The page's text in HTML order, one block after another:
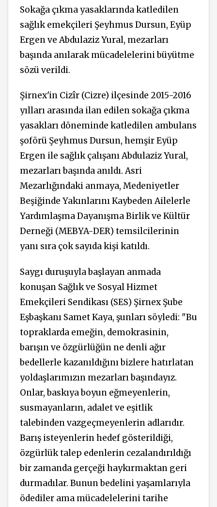
Sokağa çıkma yasaklarında katledilen
sağlık emekçileri Şeyhmus Dursun, Eyüp
Ergen ve Abdulaziz Yural, mezarları
başında anılarak mücadelelerini büyütme
sözü verildi.
Şirnex'in Cizîr (Cizre) ilçesinde 2015-2016
yılları arasında ilan edilen sokağa çıkma
yasakları döneminde katledilen ambulans
şoförü Şeyhmus Dursun, hemşir Eyüp
Ergen ile sağlık çalışanı Abdulaziz Yural,
mezarları başında anıldı. Asri
Mezarlığındaki anmaya, Medeniyetler
Beşiğinde Yakınlarını Kaybeden Ailelerle
Yardımlaşma Dayanışma Birlik ve Kültür
Derneği (MEBYA-DER) temsilcilerinin
yanı sıra çok sayıda kişi katıldı.
Saygı duruşuyla başlayan anmada
konuşan Sağlık ve Sosyal Hizmet
Emekçileri Sendikası (SES) Şirnex Şube
Eşbaşkanı Samet Kaya, şunları söyledi: "Bu
topraklarda emeğin, demokrasinin,
barışın ve özgürlüğün ne denli ağır
bedellerle kazanıldığını bizlere hatırlatan
yoldaşlarımızın mezarları başındayız.
Onlar, baskıya boyun eğmeyenlerin,
susmayanların, adalet ve eşitlik
talebinden vazgeçmeyenlerin adlarıdır.
Barış isteyenlerin hedef gösterildiği,
özgürlük talep edenlerin cezalandırıldığı
bir zamanda gerçeği haykırmaktan geri
durmadılar. Bunun bedelini yaşamlarıyla
ödediler ama mücadelelerini tarihe